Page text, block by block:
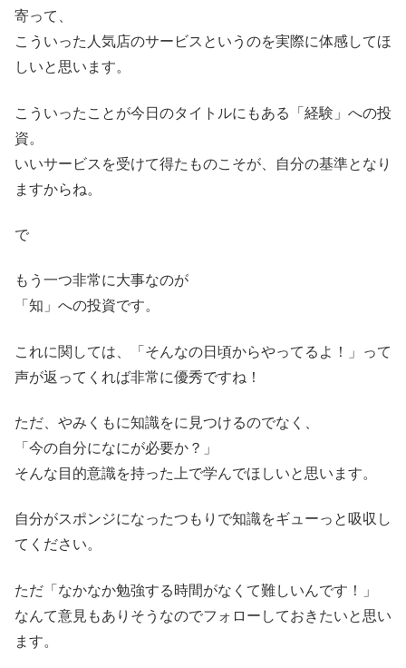
寄って、
こういった人気店のサービスというのを実際に体感してほ
しいと思います。
こういったことが今日のタイトルにもある「経験」への投
資。
いいサービスを受けて得たものこそが、自分の基準となり
ますからね。
で
もう一つ非常に大事なのが
「知」への投資です。
これに関しては、「そんなの日頃からやってるよ！」って
声が返ってくれば非常に優秀ですね！
ただ、やみくもに知識をに見つけるのでなく、
「今の自分になにが必要か？」
そんな目的意識を持った上で学んでほしいと思います。
自分がスポンジになったつもりで知識をギューっと吸収し
てください。
ただ「なかなか勉強する時間がなくて難しいんです！」
なんて意見もありそうなのでフォローしておきたいと思い
ます。